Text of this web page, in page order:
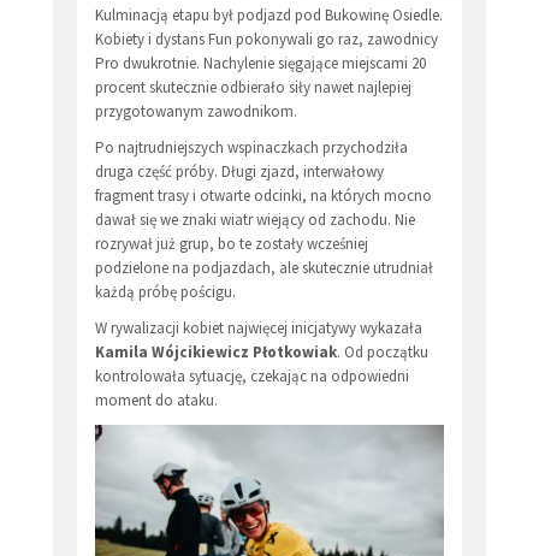
Kulminacją etapu był podjazd pod Bukowinę Osiedle.
Kobiety i dystans Fun pokonywali go raz, zawodnicy
Pro dwukrotnie. Nachylenie sięgające miejscami 20
procent skutecznie odbierało siły nawet najlepiej
przygotowanym zawodnikom.
Po najtrudniejszych wspinaczkach przychodziła
druga część próby. Długi zjazd, interwałowy
fragment trasy i otwarte odcinki, na których mocno
dawał się we znaki wiatr wiejący od zachodu. Nie
rozrywał już grup, bo te zostały wcześniej
podzielone na podjazdach, ale skutecznie utrudniał
każdą próbę pościgu.
W rywalizacji kobiet najwięcej inicjatywy wykazała
Kamila Wójcikiewicz Płotkowiak. Od początku
kontrolowała sytuację, czekając na odpowiedni
moment do ataku.